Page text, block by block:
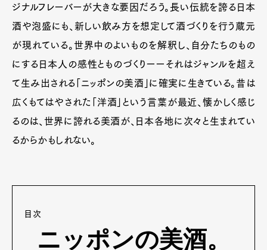
ジナルフレーバーが大きな要因だろう。長い伝統を誇る日本
酒や泡盛にも、新しい飲み方を想定して酒づくりを行う蔵元
が現れている。世界中のよいものを解釈し、自分たちのもの
にする日本人の感性とものづくりーーそれはジャンルを超え
て生み出される「ニッポンの美酒」に確実に生きている。昔は
広くもてはやされた「洋酒」という言葉が最近、懐かしく感じ
るのは、世界に誇れる美酒が、日本各地に次々と生まれてい
るからかもしれない。
目次
ニッポンの美酒。